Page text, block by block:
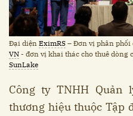
Đại diện EximRS – Đơn vị phân phối
VN - đơn vị khai thác cho thuê dòng
SunLake
Công ty TNHH Quản
thương hiệu thuộc Tập